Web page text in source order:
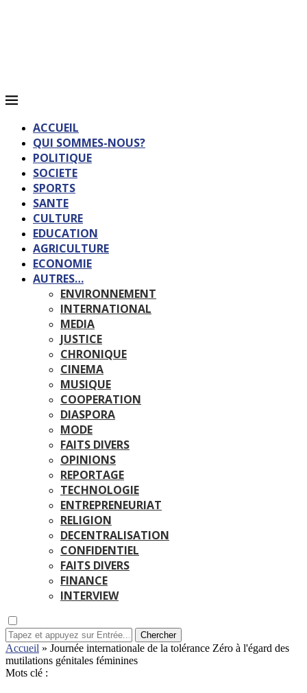
ACCUEIL
QUI SOMMES-NOUS?
POLITIQUE
SOCIETE
SPORTS
SANTE
CULTURE
EDUCATION
AGRICULTURE
ECONOMIE
AUTRES…
ENVIRONNEMENT
INTERNATIONAL
MEDIA
JUSTICE
CHRONIQUE
CINEMA
MUSIQUE
COOPERATION
DIASPORA
MODE
FAITS DIVERS
OPINIONS
REPORTAGE
TECHNOLOGIE
ENTREPRENEURIAT
RELIGION
DECENTRALISATION
CONFIDENTIEL
FAITS DIVERS
FINANCE
INTERVIEW
Chercher
Accueil » Journée internationale de la tolérance Zéro à l'égard des
mutilations génitales féminines
Mots clé :